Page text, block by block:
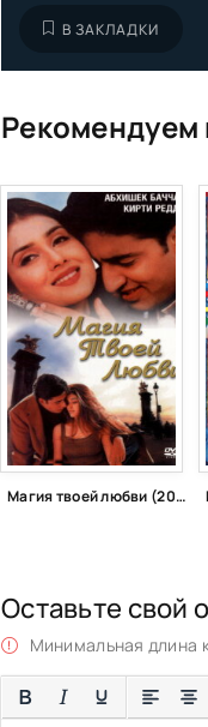
В ЗАКЛАДКИ
Рекомендуем
Магия твоей любви (2000)
Оставьте свой
Минимальная длина